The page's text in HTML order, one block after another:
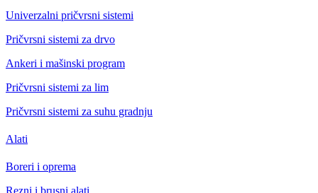
Univerzalni pričvrsni sistemi
Pričvrsni sistemi za drvo
Ankeri i mašinski program
Pričvrsni sistemi za lim
Pričvrsni sistemi za suhu gradnju
Alati
Boreri i oprema